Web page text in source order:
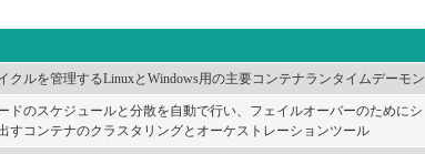
クルを管理するLinuxとWindows用の主要コンテナランタイムデーモン
ドのスケジュールと分散を自動で行い、フェイルオーバーのためにシ
すコンテナのクラスタリングとオーケストレーションツール